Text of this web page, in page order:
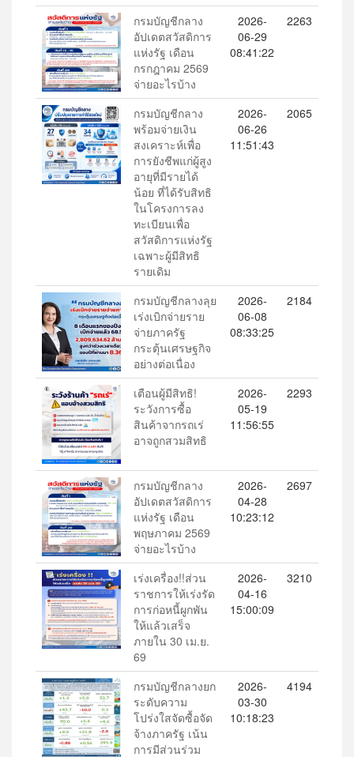
กรมบัญชีกลาง
อัปเดตสวัสดิการ
แห่งรัฐ เดือน
กรกฎาคม 2569
จ่ายอะไรบ้าง
2026-
06-29
08:41:22
2263
กรมบัญชีกลาง
พร้อมจ่ายเงิน
สงเคราะห์เพื่อ
การยังชีพแก่ผู้สูง
อายุที่มีรายได้
น้อย ที่ได้รับสิทธิ
ในโครงการลง
ทะเบียนเพื่อ
สวัสดิการแห่งรัฐ
เฉพาะผู้มีสิทธิ
รายเดิม
2026-
06-26
11:51:43
2065
กรมบัญชีกลางลุย
เร่งเบิกจ่ายราย
จ่ายภาครัฐ
กระตุ้นเศรษฐกิจ
อย่างต่อเนื่อง
2026-
06-08
08:33:25
2184
เตือนผู้มีสิทธิ!
ระวังการซื้อ
สินค้าจากรถเร่
อาจถูกสวมสิทธิ
2026-
05-19
11:56:55
2293
กรมบัญชีกลาง
อัปเดตสวัสดิการ
แห่งรัฐ เดือน
พฤษภาคม 2569
จ่ายอะไรบ้าง
2026-
04-28
10:23:12
2697
เร่งเครื่อง!!ส่วน
ราชการให้เร่งรัด
การก่อหนี้ผูกพัน
ให้แล้วเสร็จ
ภายใน 30 เม.ย.
69
2026-
04-16
15:00:09
3210
กรมบัญชีกลางยก
ระดับความ
โปร่งใสจัดซื้อจัด
จ้างภาครัฐ เน้น
การมีส่วนร่วม
2026-
03-30
10:18:23
4194